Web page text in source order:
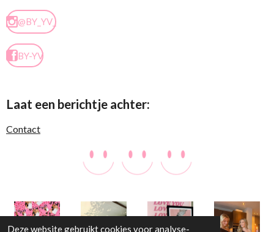
Deze website gebruikt cookies voor analyse-
@BY_YV_
BY-YV
Laat een berichtje achter:
Contact